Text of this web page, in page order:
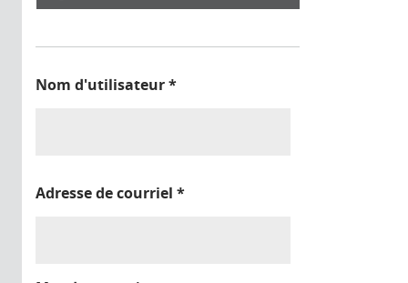
Nom d'utilisateur*
Adresse de courriel *